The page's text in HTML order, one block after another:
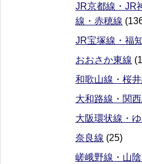
JR京都線・JR
線・赤穂線
JR宝塚線・福
おおさか東線
和歌山線・桜
大和路線・関
大阪環状線・
奈良線 (25)
嵯峨野線・山